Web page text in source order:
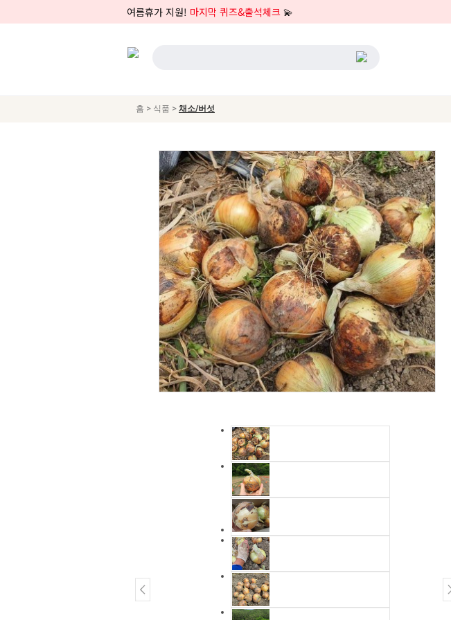
여름휴가 지원! 마지막 퀴즈&출석체크 💫
홈 > 식품 > 채소/버섯